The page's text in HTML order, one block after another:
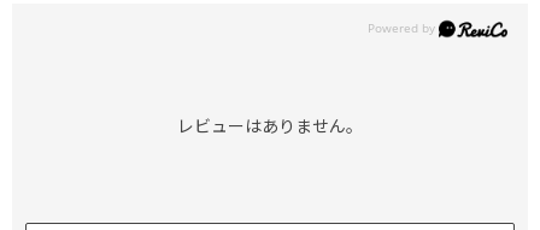
レビューはありません。